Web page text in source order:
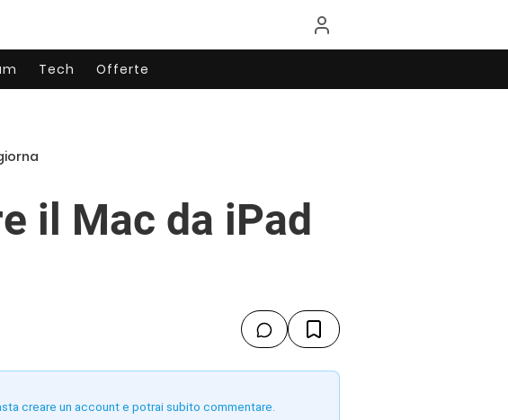
Tech Offerte
il Mac da iPad
creare un account e potrai subito commentare.